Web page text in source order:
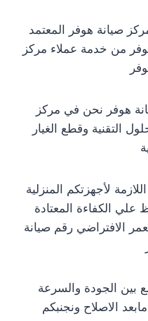
صيانة هوفر المعتمد
من خدمة عملاء مركز
هوفر نحن في مركز
التقنية وقطع الغيار
لأجهزتكم المنزلية
علي الكفاءة المعتادة
الافتراضي رقم صيانة
بين الجودة والسرعة
الاصلاح ونجنبكم